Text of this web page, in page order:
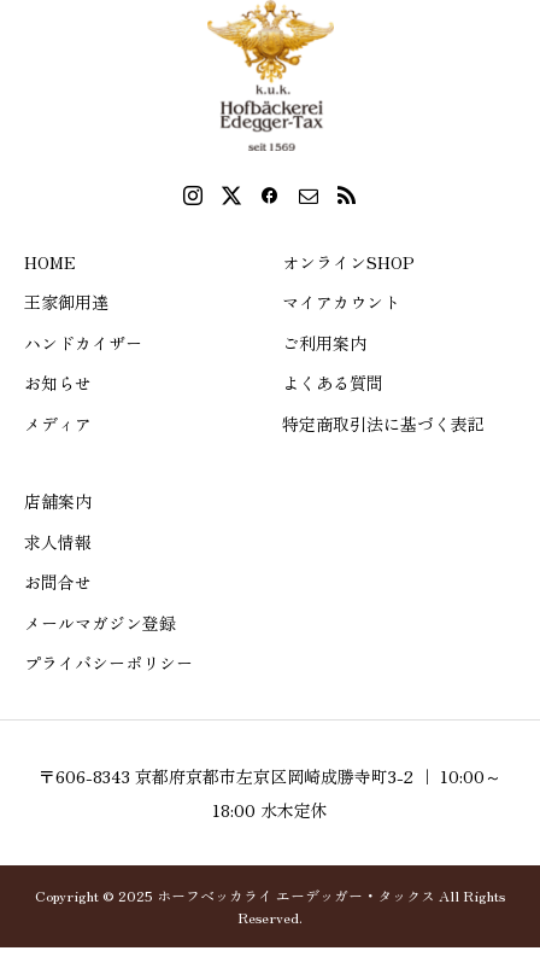
HOME
王家御用達
ハンドカイザー
お知らせ
メディア
オンラインSHOP
マイアカウント
ご利用案内
よくある質問
特定商取引法に基づく表記
店舗案内
求人情報
お問合せ
メールマガジン登録
プライバシーポリシー
〒606-8343 京都府京都市左京区岡崎成勝寺町3-2 ｜ 10:00～
18:00 水木定休
Copyright © 2025 ホーフベッカライ エーデッガー・タックス All Rights
Reserved.